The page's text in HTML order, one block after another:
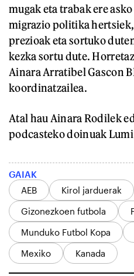
mugak eta trabak ere
migrazio politika
prezioak eta sortuko
kezka sortu dute.
Ainara Arratibel Gascon
koordinatzailea.
Atal hau Ainara Rodilek
podcasteko doinuak
GAIAK
AEB
Kirol jarduerak
Gizonezkoen futbola
Munduko Futbol Kopa
Mexiko
Kanada